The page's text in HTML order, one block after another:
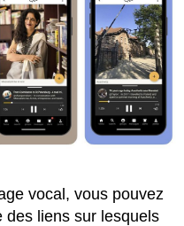
vocal, vous pouvez
des liens sur lesquels